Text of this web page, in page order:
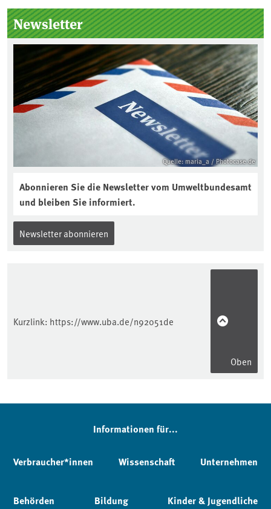
Seitenleiste
Newsletter
Quelle: maria_a / Photocase.de
Abonnieren Sie die Newsletter vom Umweltbundesamt
und bleiben Sie informiert.
Newsletter abonnieren
Kurzlink: https://www.uba.de/n92051de
Oben
Informationen für...
Verbraucher*innen Wissenschaft Unternehmen
Behörden Bildung Kinder & Jugendliche